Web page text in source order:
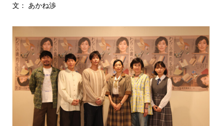
文： あかね渉